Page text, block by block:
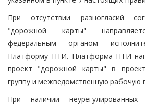
При отсутствии разногласий
"дорожной карты"
федеральным органом
Платформу НТИ. Платформа НТИ
проект "дорожной карты" в
группу и межведомственную рабочую
При наличии неурегулированных